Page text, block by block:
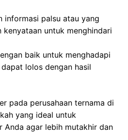
informasi palsu atau yang
kenyataan untuk menghindari
baik untuk menghadapi
lolos dengan hasil
pada perusahaan ternama di
yang ideal untuk
Anda agar lebih mutakhir dan